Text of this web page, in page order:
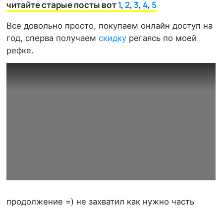
читайте старые посты вот1,2,3,4, 5
Все довольно просто, покупаем онлайн доступ на
год, сперва получаемскидку регаясь по моей
рефке.
продолжение =) не захватил как нужно часть